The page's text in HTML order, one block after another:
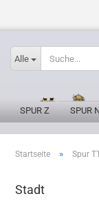
Alle
SPUR Z SPUR
Startseite » Spur
Stadt